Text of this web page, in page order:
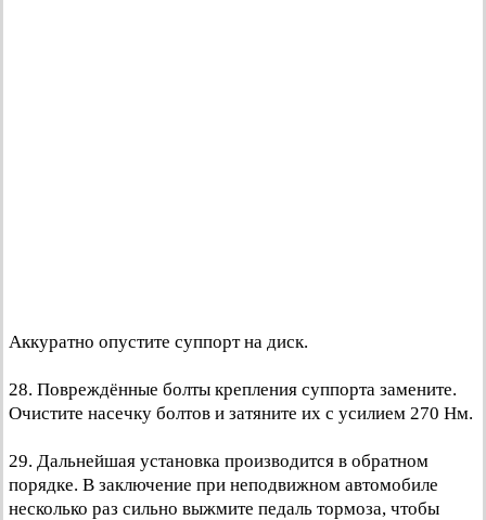
Аккуратно опустите суппорт на диск.
28. Повреждённые болты крепления суппорта замените.
Очистите насечку болтов и затяните их с усилием 270 Нм.
29. Дальнейшая установка производится в обратном
порядке. В заключение при неподвижном автомобиле
несколько раз сильно выжмите педаль тормоза, чтобы